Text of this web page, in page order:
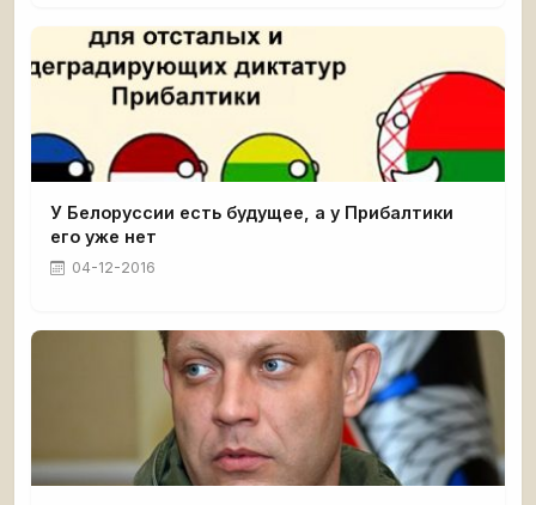
У Белоруссии есть будущее, а у Прибалтики
его уже нет
04-12-2016